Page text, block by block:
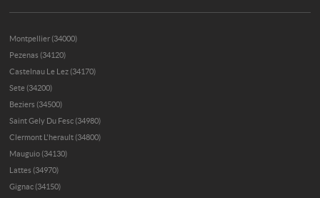
Montpellier (34000)
Pezenas (34120)
Castelnau Le Lez (34170)
Sete (34200)
Beziers (34500)
Saint Gely Du Fesc (34980)
Clermont L'herault (34800)
Mauguio (34130)
Lattes (34970)
Gignac (34150)